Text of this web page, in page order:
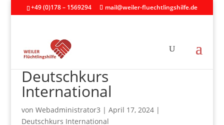
+49 (0)178 – 1569294 mail@weiler-fluechtlingshilfe.de
Deutschkurs
International
von Webadministrator3 | April 17, 2024|
Deutschkurs International